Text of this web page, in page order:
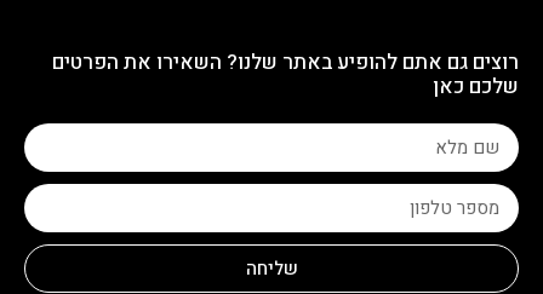
רוצים גם אתם להופיע באתר שלנו? השאירו את הפרטים
שלכם כאן
שליחה